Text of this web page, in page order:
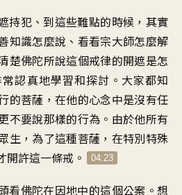
持犯 、 到這些難點的時候 ， 其實
知識怎麼說 、 看看宗大師怎麼解
楚佛陀所說這個戒律的開遮是怎
認真地學習和探討 。 大家都知
的菩薩 ，在他的心念中是沒有任
不要說那樣的行為 。 由於他所有
生 ， 為了這種菩薩 ， 在特別特殊
開許這一條戒 。 04:23
看佛陀在因地中的這個公案 。想